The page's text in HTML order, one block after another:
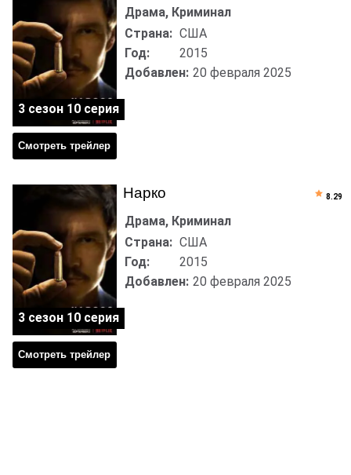
Смотреть трейлер
Драма, Криминал
Страна: США
Год:
2015
Добавлен: 20 февраля 2025
3 сезон 10 серия
Нарко
Смотреть трейлер
Драма, Криминал
Страна: США
Год:
2015
Добавлен: 20 февраля 2025
3 сезон 10 серия
8.29